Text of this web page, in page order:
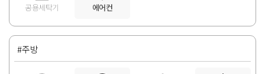
공용세탁기 에어컨
#주방